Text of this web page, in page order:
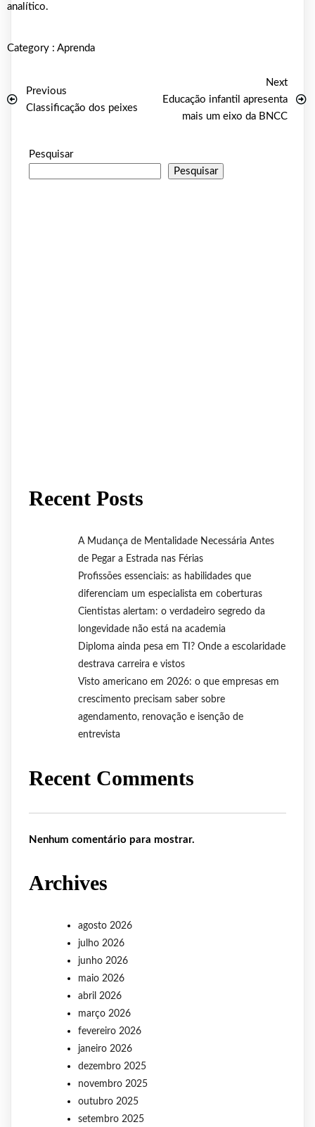
analítico.
Category : Aprenda
Previous
Classificação dos peixes
Next
Educação infantil apresenta
mais um eixo da BNCC
Pesquisar
Pesquisar
Recent Posts
A Mudança de Mentalidade Necessária Antes
de Pegar a Estrada nas Férias
Profissões essenciais: as habilidades que
diferenciam um especialista em coberturas
Cientistas alertam: o verdadeiro segredo da
longevidade não está na academia
Diploma ainda pesa em TI? Onde a escolaridade
destrava carreira e vistos
Visto americano em 2026: o que empresas em
crescimento precisam saber sobre
agendamento, renovação e isenção de
entrevista
Recent Comments
Nenhum comentário para mostrar.
Archives
agosto 2026
julho 2026
junho 2026
maio 2026
abril 2026
março 2026
fevereiro 2026
janeiro 2026
dezembro 2025
novembro 2025
outubro 2025
setembro 2025